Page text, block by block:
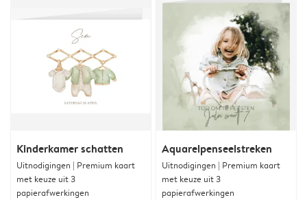
Kinderkamer schatten
Uitnodigingen | Premium kaart
met keuze uit 3
papierafwerkingen
Aquarelpenseelstreken
Uitnodigingen | Premium kaart
met keuze uit 3
papierafwerkingen